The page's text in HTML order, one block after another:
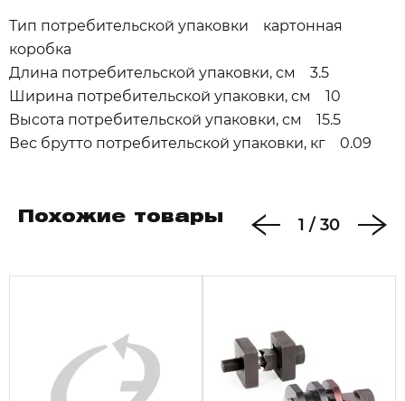
Тип потребительской упаковки картонная
коробка
Длина потребительской упаковки, см 3.5
Ширина потребительской упаковки, см 10
Высота потребительской упаковки, см 15.5
Вес брутто потребительской упаковки, кг 0.09
Похожие товары 1 / 30